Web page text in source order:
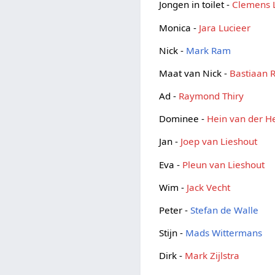
Jongen in toilet - Clemens
Monica - Jara Lucieer
Nick - Mark Ram
Maat van Nick - Bastiaan
Ad - Raymond Thiry
Dominee - Hein van der
Jan - Joep van Lieshout
Eva - Pleun van Lieshout
Wim - Jack Vecht
Peter -Stefan de Walle
Stijn - Mads Wittermans
Dirk - Mark Zijlstra